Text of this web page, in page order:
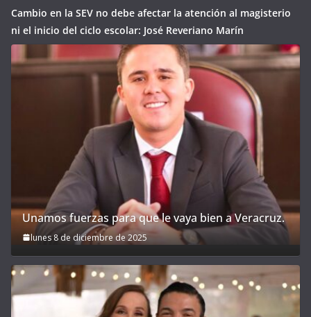
Cambio en la SEV no debe afectar la atención al magisterio
ni el inicio del ciclo escolar: José Reveriano Marín
Unamos fuerzas para que le vaya bien a Veracruz.
lunes 8 de diciembre de 2025